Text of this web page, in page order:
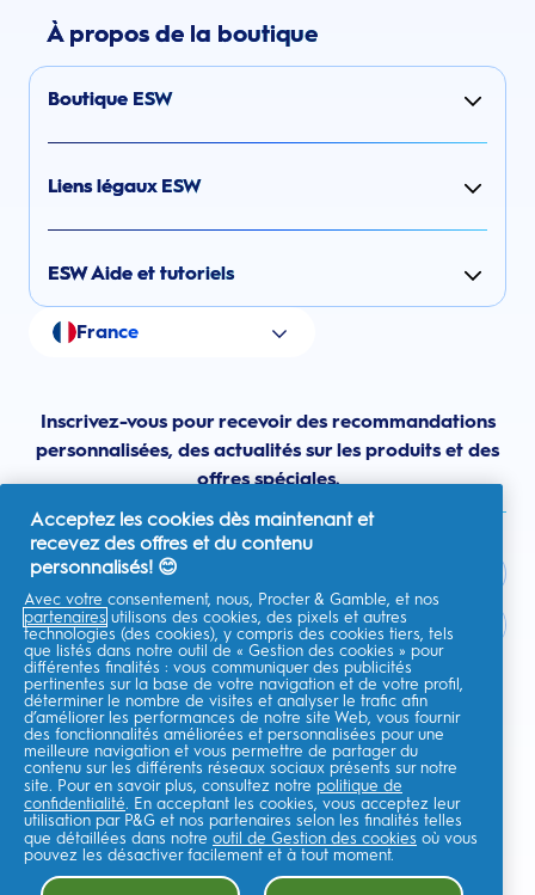
À propos de la boutique
Boutique ESW
Liens légaux ESW
ESW Aide et tutoriels
France
Inscrivez-vous pour recevoir des recommandations
personnalisées, des actualités sur les produits et des
offres spéciales.
France
Je consens à recevoir des communications personnalisées
concernant des offres, des actualités et d'autres initiatives
promotionnelles de la part d'Oral-B et d'autresmarques de P&G
mail et sur les canaux en ligne. Je peux medésinscrireà tout moment.
Procter & Gamble, le responsable du traitement des données, traitera
vos données personnelles pour vous permettre de vous inscrire sur ce
site, d'interagir avec ses services et, selon votre consentement, de vous
envoyer des communications commerciales pertinentes, y compris des
Acceptez les cookies dès maintenant et
recevez des offres et du contenu
personnalisés! 😊
Avec votre consentement, nous, Procter & Gamble, et nos
partenaires utilisons des cookies, des pixels et autres
technologies (des cookies), y compris des cookies tiers, tels
que listés dans notre outil de « Gestion des cookies » pour
différentes finalités : vous communiquer des publicités
pertinentes sur la base de votre navigation et de votre profil,
déterminer le nombre de visites et analyser le trafic afin
d’améliorer les performances de notre site Web, vous fournir
des fonctionnalités améliorées et personnalisées pour une
meilleure navigation et vous permettre de partager du
contenu sur les différents réseaux sociaux présents sur notre
site. Pour en savoir plus, consultez notre politique de
confidentialité. En acceptant les cookies, vous acceptez leur
utilisation par P&G et nos partenaires selon les finalités telles
que détaillées dans notre outil de Gestion des cookies où vous
pouvez les désactiver facilement et à tout moment.